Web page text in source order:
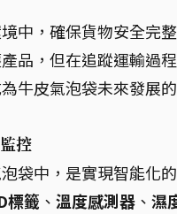
中，確保貨物安全完
品，但在追蹤運輸過
牛皮氣泡袋未來發展
控
袋中，是實現智能化
標籤 、 溫度感測器 、 濕